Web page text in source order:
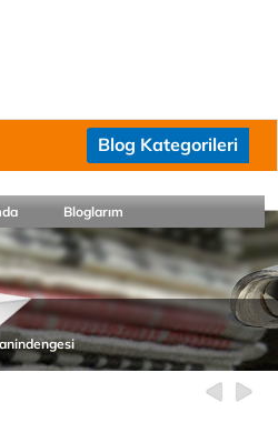
Blog Kategorileri
Bloglarım